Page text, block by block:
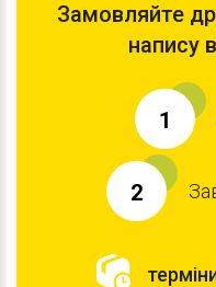
Замовляйте
напису
1
2